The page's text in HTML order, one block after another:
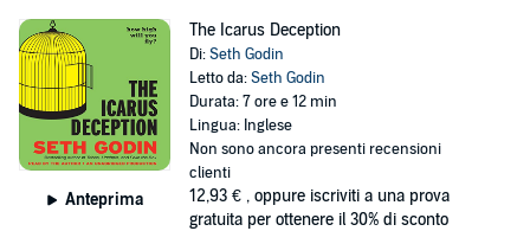
Anteprima
The Icarus Deception
Di:Seth Godin
Letto da:Seth Godin
Durata: 7 ore e 12 min
Lingua: Inglese
Non sono ancora presenti recensioni
clienti
12,93 € , oppure iscriviti a una prova
gratuita per ottenere il 30% di sconto